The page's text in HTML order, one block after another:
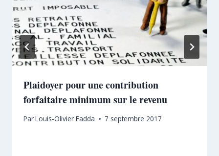
Plaidoyer pour une contribution
forfaitaire minimum sur le revenu
ParLouis-Olivier Fadda 7 septembre 2017